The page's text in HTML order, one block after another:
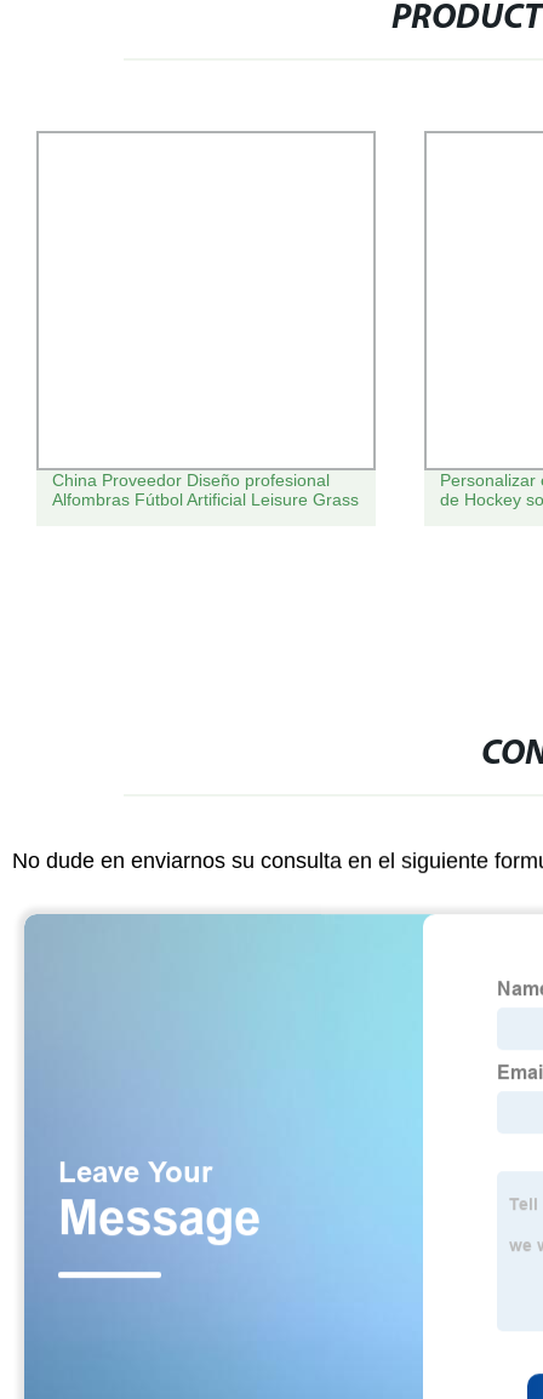
China Proveedor Diseño profesional
Alfombras Fútbol Artificial Leisure Grass
Personalizar
de Hockey
No dude en enviarnos su consulta en el siguiente